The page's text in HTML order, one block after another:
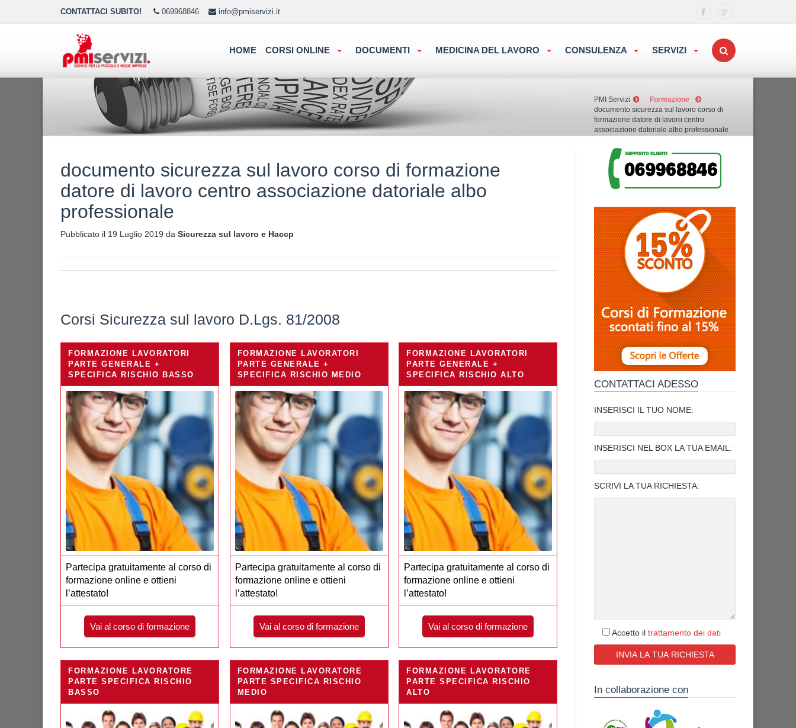
CONTATTACI SUBITO! 069968846 info@pmiservizi.it
HOME CORSI ONLINE DOCUMENTI MEDICINA DEL LAVORO CONSULENZA SERVIZI
PMI Servizi
Formazione
documento sicurezza sul lavoro corso di
formazione datore di lavoro centro
associazione datoriale albo professionale
documento sicurezza sul lavoro corso di formazione
datore di lavoro centro associazione datoriale albo
professionale
Pubblicato il 19 Luglio 2019 da Sicurezza sul lavoro e Haccp
Corsi Sicurezza sul lavoro D.Lgs. 81/2008
FORMAZIONE LAVORATORI
PARTE GENERALE +
SPECIFICA RISCHIO BASSO
Partecipa gratuitamente al corso di
formazione online e ottieni
l’attestato!
Vai al corso di formazione
FORMAZIONE LAVORATORI
PARTE GENERALE +
SPECIFICA RISCHIO MEDIO
Partecipa gratuitamente al corso di
formazione online e ottieni
l’attestato!
Vai al corso di formazione
FORMAZIONE LAVORATORI
PARTE GENERALE +
SPECIFICA RISCHIO ALTO
Partecipa gratuitamente al corso di
formazione online e ottieni
l’attestato!
Vai al corso di formazione
FORMAZIONE LAVORATORE
PARTE SPECIFICA RISCHIO
BASSO
FORMAZIONE LAVORATORE
PARTE SPECIFICA RISCHIO
MEDIO
FORMAZIONE LAVORATORE
PARTE SPECIFICA RISCHIO
ALTO
CONTATTACI ADESSO
INSERISCI IL TUO NOME:
INSERISCI NEL BOX LA TUA EMAIL:
SCRIVI LA TUA RICHIESTA:
Accetto il trattamento dei dati
In collaborazione con